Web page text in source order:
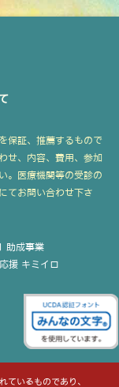
ているものであり、
保証、推薦するもので
せ、内容、費用、参加
。医療機関等の受診の
てお問い合わせ下さ
助成事業
援 キミイロ